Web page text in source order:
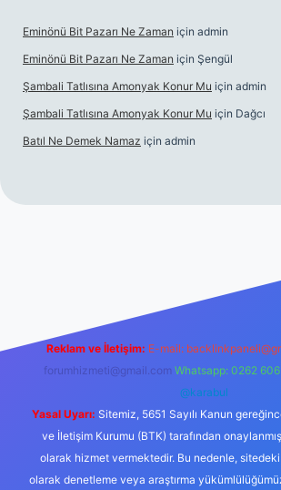
Eminönü Bit Pazarı Ne Zaman için admin
Eminönü Bit Pazarı Ne Zaman için Şengül
Şambali Tatlısına Amonyak Konur Mu için admin
Şambali Tatlısına Amonyak Konur Mu için Dağcı
Batıl Ne Demek Namaz için admin
Reklam ve İletişim: E-mail:
forumhizmeti@gmail.com Whatsapp: 0262
@karabul
Yasal Uyarı: Sitemiz, 5651 Sayılı Kanun
ve İletişim Kurumu (BTK) tarafından
olarak hizmet vermektedir. Bu nedenle,
olarak denetleme veya araştırma